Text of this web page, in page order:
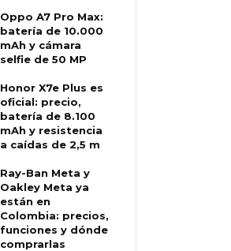
Oppo A7 Pro Max:
batería de 10.000
mAh y cámara
selfie de 50 MP
Honor X7e Plus es
oficial: precio,
batería de 8.100
mAh y resistencia
a caídas de 2,5 m
Ray-Ban Meta y
Oakley Meta ya
están en
Colombia: precios,
funciones y dónde
comprarlas